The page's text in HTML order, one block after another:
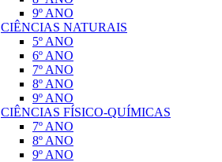
9º ANO
CIÊNCIAS NATURAIS
5º ANO
6º ANO
7º ANO
8º ANO
9º ANO
CIÊNCIAS FÍSICO-QUÍMICAS
7º ANO
8º ANO
9º ANO